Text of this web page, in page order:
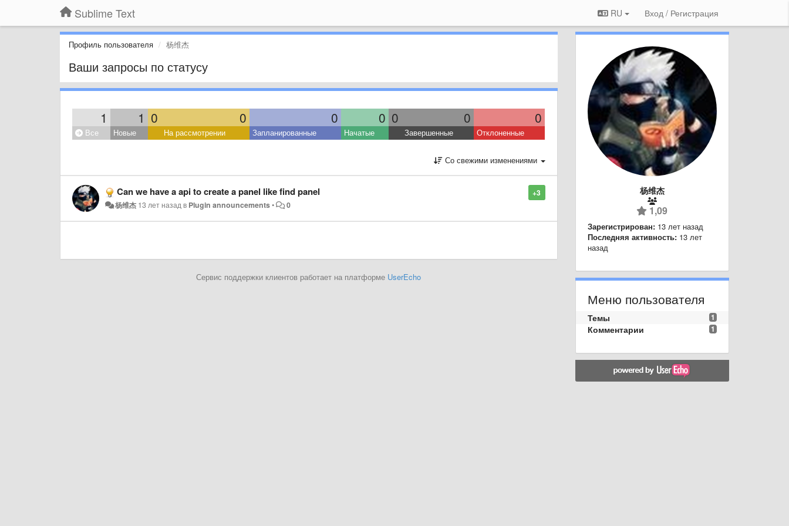
Sublime Text RU Вход / Регистрация
Профиль пользователя 杨维杰
Ваши запросы по статусу
1 1 0 0 0 0 0 0 0
Все Новые На рассмотрении Запланированные Начатые Завершенные Отклоненные
Со свежими изменениями
+3
Can we have a api to create a panel like find panel
杨维杰 13 лет назадв Plugin announcements• 0
Сервис поддержки клиентов работает на платформе UserEcho
杨维杰
1,09
Зарегистрирован: 13 лет назад
Последняя активность: 13 лет
назад
Меню пользователя
1
Темы
1
Комментарии